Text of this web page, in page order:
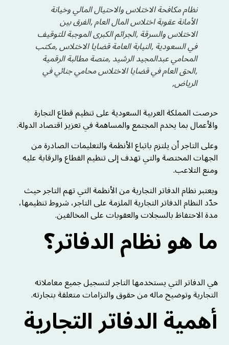
نظام مكافحة الاختلاس والاحتيال المالي وخيانة
الأمانة عقوبة اختلاس المال العام ,الفرق بين
الاختلاس والسرقة ,الجرائم الكبرى الموجبة للتوقيف
في السعودية ,النيابة العامة قضايا الاختلاس ,مكتب
المحامي عبدالمجيد الرشيد ,منصة مطالبة الرقمية
,الحق العام في قضايا الاختلاس محامي جنائي في
الرياض,
حرصت المملكة العربية السعودية على تنظيم قطاع التجارة
والأعمال بما يخدم المجتمع والمساهمة في تعزيز اقتصاد الدولة.
وعلى التاجر أن يلتزم باتباع الأنظمة والتعليمات الصادرة من
الجهات المختصة والتي تهدف إلى تنظيم القطاع والرقابة عليه
ومنع التلاعب.
ويعتبر نظام الدفاتر التجارية من الأنظمة التي تهم التاجر حيث
حدّد النظام الدفاتر التجارية الملزمة على التاجر، شروط تنظيمها،
مدة الاحتفاظ بالسجلات والعقوبات على المخالفين.
ما هو نظام الدفاتر؟
هي الدفاتر التي يستخدمها التاجر لتسجيل جميع معاملاته
التجارية وتوضيح ماله من حقوق والتزامات متعلقة بتجارته.
أهمية الدفاتر التجارية